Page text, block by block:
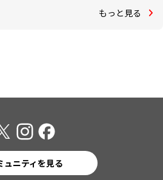
もっと見る
ュニティを見る